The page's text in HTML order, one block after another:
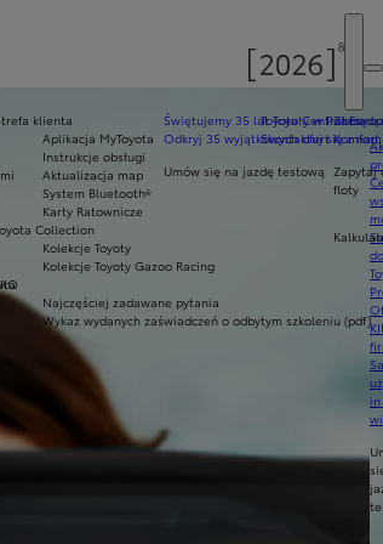
Świętujemy 35 lat Toyoty w Polsce
Odkryj 35 wyjątkowych ofert
Umów się na jazdę testową
Toyota Central
Skontaktuj się zKomfort
Zapytaj
floty
klienta
Aplikacja MyToyota
Instrukcje obsługi
Aktualizacja map
System Bluetooth®
Karty Ratownicze
Collection
Kolekcje Toyoty
Kolekcje Toyoty Gazoo Racing
Najczęściej zadawane pytania
Wykaz wydanych zaświadczeń o odbytym szkoleniu (pdf)